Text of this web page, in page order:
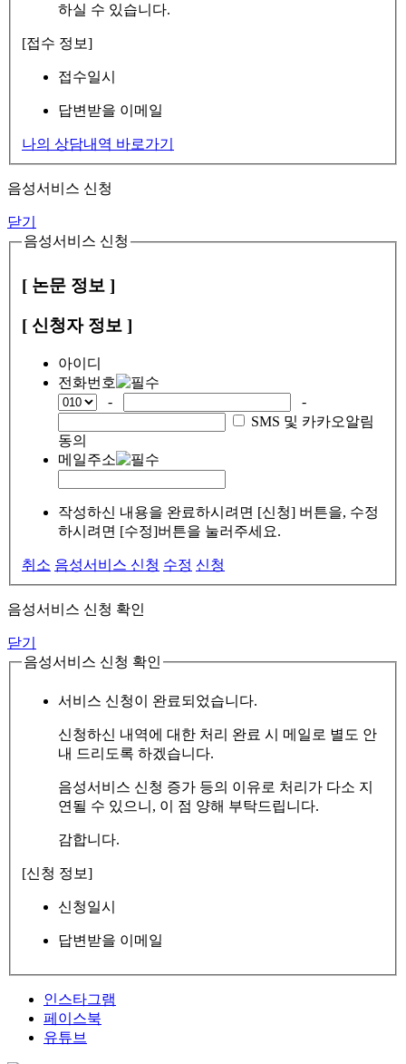
하실 수 있습니다.
[접수 정보]
접수일시
답변받을 이메일
나의 상담내역 바로가기
음성서비스 신청
닫기
음성서비스 신청
[ 논문 정보 ]
[ 신청자 정보 ]
아이디
전화번호
-
-
SMS 및 카카오알림
동의
메일주소
작성하신 내용을 완료하시려면 [신청] 버튼을, 수정
하시려면 [수정]버튼을 눌러주세요.
취소 음성서비스 신청 수정 신청
음성서비스 신청 확인
닫기
음성서비스 신청 확인
서비스 신청이 완료되었습니다.
신청하신 내역에 대한 처리 완료 시 메일로 별도 안
내 드리도록 하겠습니다.
음성서비스 신청 증가 등의 이유로 처리가 다소 지
연될 수 있으니, 이 점 양해 부탁드립니다.
감합니다.
[신청 정보]
신청일시
답변받을 이메일
인스타그램
페이스북
유튜브